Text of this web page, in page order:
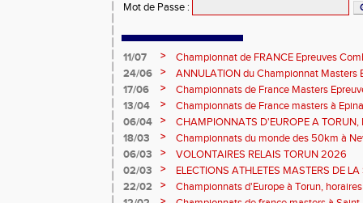
Mot de Passe :
11/07 >
Championnat de FRANCE Epreuves
et Marche CHATEAUROUX
24/06 >
ANNULATION du Championnat Masters
Châteauroux les 27-28 juin
17/06 >
Championnats de France Masters
fond long
13/04 >
Championnats de France masters à
prévisionnels, montée de barres et
06/04 >
CHAMPIONNATS D'EUROPE A
18/03
>
Championnats du monde des 50km à
Sébastien DOUMENC.
06/03 >
VOLONTAIRES RELAIS TORUN 2026
02/03
>
ELECTIONS ATHLETES MASTERS DE
2ème vote : athlètes hommes.
22/02 >
Championnats d'Europe à Torun,
informations...